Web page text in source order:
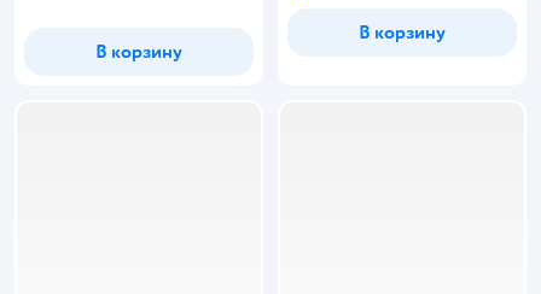
В корзину
В корзину